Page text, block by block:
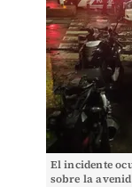
El incidente
sobre la